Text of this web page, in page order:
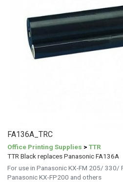
FA136A_TRC
Office Printing Supplies > TTR
TTR Black replaces Panasonic FA136A
For use in Panasonic KX-FM 205/ 330/
Panasonic KX-FP200 and others